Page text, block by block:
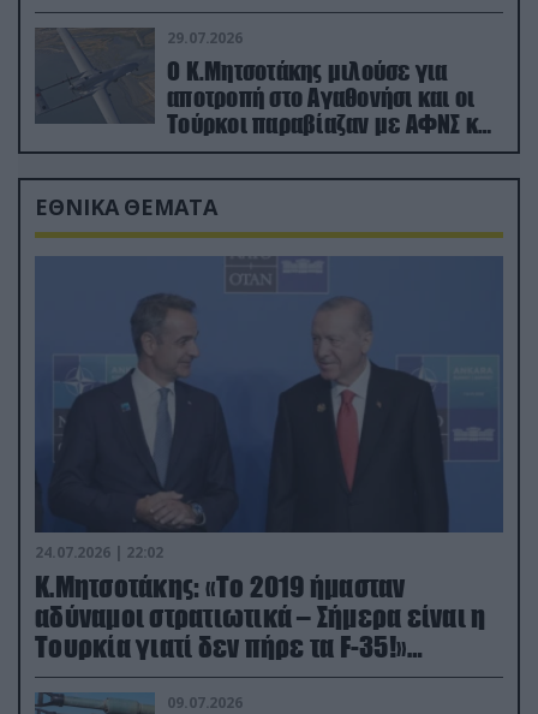
29.07.2026
Ο Κ.Μητσοτάκης μιλούσε για
αποτροπή στο Αγαθονήσι και οι
Τούρκοι παραβίαζαν με ΑΦΝΣ και
drone
ΕΘΝΙΚΑ ΘΕΜΑΤΑ
24.07.2026 | 22:02
Κ.Μητσοτάκης: «Το 2019 ήμασταν
αδύναμοι στρατιωτικά – Σήμερα είναι η
Τουρκία γιατί δεν πήρε τα F-35!»
(βίντεο)
09.07.2026